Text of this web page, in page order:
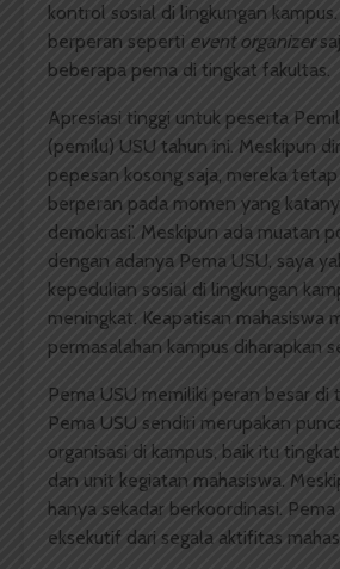
kontrol sosial di lingkungan
berperan seperti event organizer
beberapa pema di tingkat fakultas.
Apresiasi tinggi untuk peserta
(pemilu) USU tahun ini. Meskipun
pepesan kosong saja, mereka
berperan pada momen yang
demokrasi’. Meskipun ada muatan
dengan adanya Pema USU, saya
kepedulian sosial di lingkungan
meningkat. Keapatisan mahasiswa
permasalahan kampus diharapkan
Pema USU memiliki peran besar di
Pema USU sendiri merupakan
organisasi di kampus, baik itu
dan unit kegiatan mahasiswa.
hanya sekadar berkoordinasi.
eksekutif dari segala aktifitas